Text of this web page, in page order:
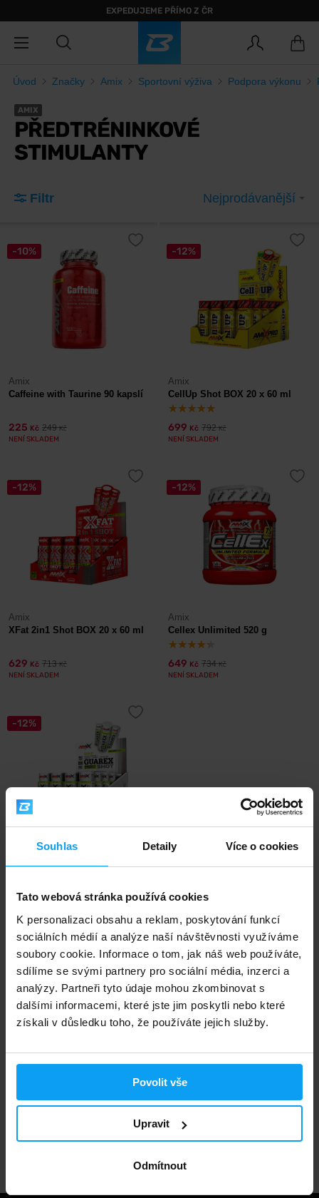
Souhlas Detaily Více o cookies
Tato webová stránka používá cookies
K personalizaci obsahu a reklam, poskytování funkcí
sociálních médií a analýze naší návštěvnosti využíváme
soubory cookie. Informace o tom, jak náš web používáte,
sdílíme se svými partnery pro sociální média, inzerci a
analýzy. Partneři tyto údaje mohou zkombinovat s
dalšími informacemi, které jste jim poskytli nebo které
získali v důsledku toho, že používáte jejich služby.
Povolit vše
Upravit
Odmítnout
EXPEDUJEME PŘÍMO Z ČR
Úvod Značky Amix Sportovní výživa Podpora výkonu
AMIX
PŘEDTRÉNINKOVÉ
STIMULANTY
Filtr Nejprodávanější
-10%
Amix
Caffeine with Taurine 90 kapslí
225 Kč 249Kč
NENÍ SKLADEM
-12%
Amix
CellUp Shot BOX 20 x 60 ml
699 Kč 792Kč
NENÍ SKLADEM
-12%
Amix
XFat 2in1 Shot BOX 20 x 60 ml
629 Kč 713Kč
NENÍ SKLADEM
-12%
Amix
Cellex Unlimited 520 g
649 Kč 734Kč
NENÍ SKLADEM
-12%
Guarex Energy & Mental Shot
NENÍ SKLADEM
Rychlé doručení
3000+ produktů ihned k odběru
1.000.000+ objednávek
Odborné poradenství